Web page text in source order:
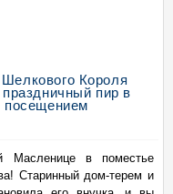
Короля
пир в
посещением
Масленице в поместье
Старинный дом-терем и